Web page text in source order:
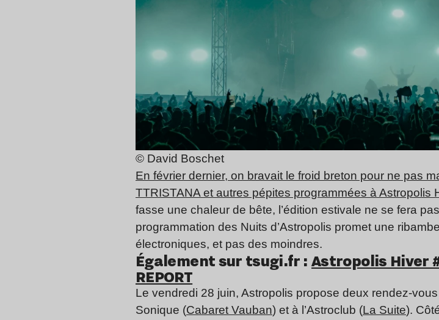
© David Boschet
En février dernier, on bravait le froid breton pour ne pas
TTRISTANA et autres pépites programmées à Astropolis
fasse une chaleur de bête, l’édition estivale ne se fera
programmation des Nuits d’Astropolis promet une
électroniques, et pas des moindres.
Également sur tsugi.fr : Astropolis Hiver
REPORT
Le vendredi 28 juin, Astropolis propose deux rendez-
Sonique (Cabaret Vauban) et à l’Astroclub (La Suite).